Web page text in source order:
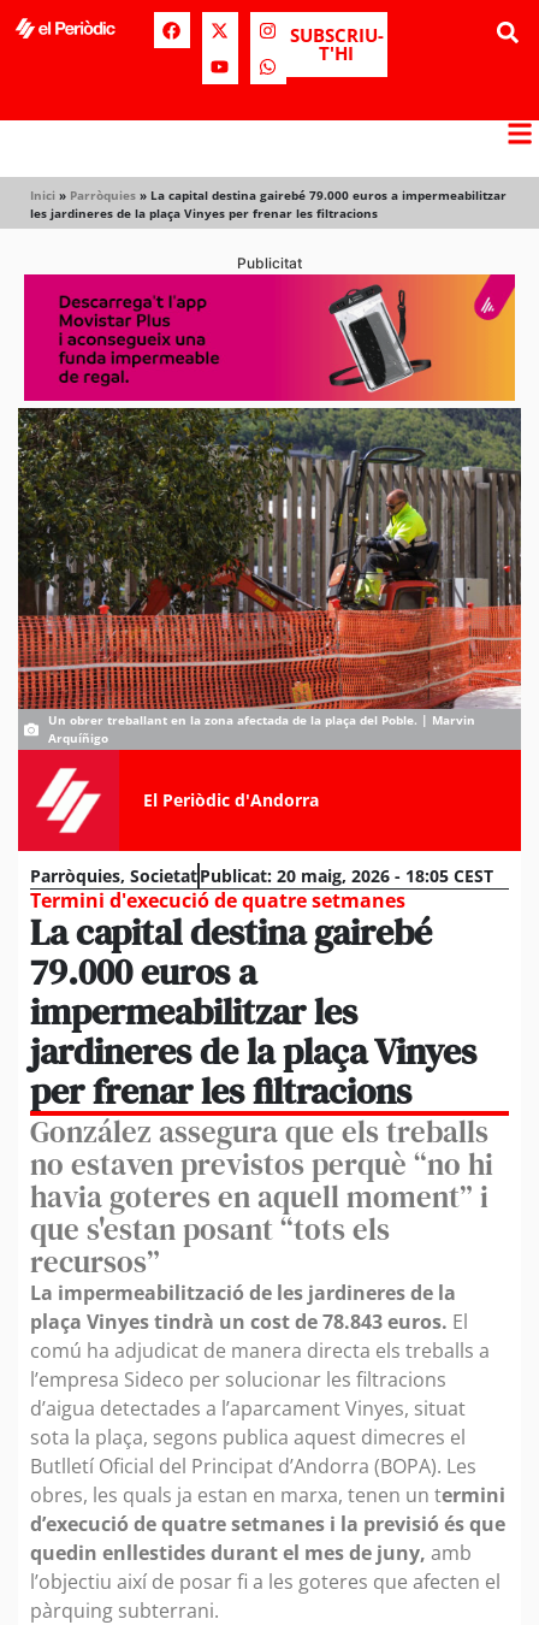
SUBSCRIU-
T'HI
Inici » Parròquies » La capital destina gairebé 79.000 euros a impermeabilitzar
les jardineres de la plaça Vinyes per frenar les filtracions
Publicitat
Un obrer treballant en la zona afectada de la plaça del Poble. | Marvin
Arquíñigo
El Periòdic d'Andorra
Parròquies, SocietatPublicat: 20 maig, 2026 - 18:05 CEST
Termini d'execució de quatre setmanes
La capital destina gairebé
79.000 euros a
impermeabilitzar les
jardineres de la plaça Vinyes
per frenar les filtracions
González assegura que els treballs
no estaven previstos perquè “no hi
havia goteres en aquell moment” i
que s'estan posant “tots els
recursos”
La impermeabilització de les jardineres de la
plaça Vinyes tindrà un cost de 78.843 euros. El
comú ha adjudicat de manera directa els treballs a
l’empresa Sideco per solucionar les filtracions
d’aigua detectades a l’aparcament Vinyes, situat
sota la plaça, segons publica aquest dimecres el
Butlletí Oficial del Principat d’Andorra (BOPA). Les
obres, les quals ja estan en marxa, tenen un termini
d’execució de quatre setmanes i la previsió és que
quedin enllestides durant el mes de juny, amb
l’objectiu així de posar fi a les goteres que afecten el
pàrquing subterrani.